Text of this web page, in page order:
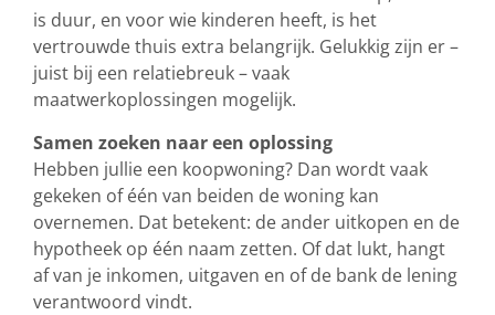
is duur, en voor wie kinderen heeft, is het
vertrouwde thuis extra belangrijk. Gelukkig zijn er –
juist bij een relatiebreuk – vaak
maatwerkoplossingen mogelijk.
Samen zoeken naar een oplossing
Hebben jullie een koopwoning? Dan wordt vaak
gekeken of één van beiden de woning kan
overnemen. Dat betekent: de ander uitkopen en de
hypotheek op één naam zetten. Of dat lukt, hangt
af van je inkomen, uitgaven en of de bank de lening
verantwoord vindt.